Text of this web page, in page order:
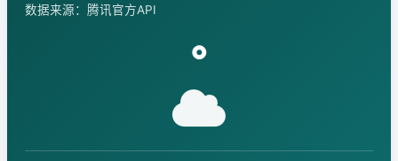
数据来源：腾讯官方API
°